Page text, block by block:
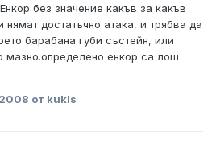
без значение какъв за какъв
достатъчно атака, и трябва да
барабана губи състейн, или
мазно.определено енкор са лош
от kukls